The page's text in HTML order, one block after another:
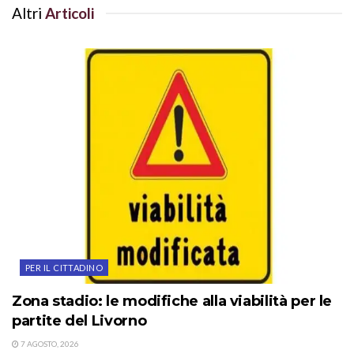
Altri Articoli
PER IL CITTADINO
Zona stadio: le modifiche alla viabilità per le
partite del Livorno
7 AGOSTO, 2026